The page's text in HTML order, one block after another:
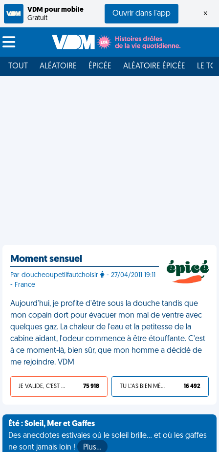
VDM pour mobile
Gratuit
Ouvrir dans l'app ×
TOUT ALÉATOIRE ÉPICÉE ALÉATOIRE ÉPICÉE LE
Moment sensuel
Par doucheoupetilfautchoisir
- 27/04/2011 19:11
- France
Aujourd'hui, je profite d'être sous la douche tandis que
mon copain dort pour évacuer mon mal de ventre avec
quelques gaz. La chaleur de l'eau et la petitesse de la
cabine aidant, l'odeur commence à être étouffante. C'est
à ce moment-là, bien sûr, que mon homme a décidé de
me rejoindre. VDM
JE VALIDE, C'EST UNE VDM 75 918 TU L'AS BIEN MÉRITÉ 16 492
Été : Soleil, Mer et Gaffes
Des anecdotes estivales où le soleil brille... et où les gaffes
ne sont jamais loin !
Plus…